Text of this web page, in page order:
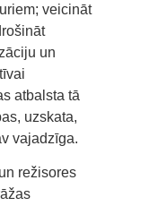
veicināt
un
atbalsta tā
uzskata,
vajadzīga.
režisores